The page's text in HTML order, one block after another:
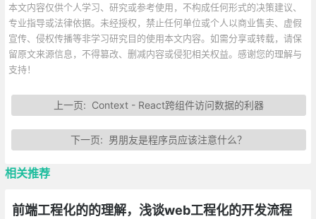
本文内容仅供个人学习、研究或参考使用，不构成任何形式的决策建议、
专业指导或法律依据。未经授权，禁止任何单位或个人以商业售卖、虚假
宣传、侵权传播等非学习研究目的使用本文内容。如需分享或转载，请保
留原文来源信息，不得篡改、删减内容或侵犯相关权益。感谢您的理解与
支持！
上一页: Context - React跨组件访问数据的利器
下一页: 男朋友是程序员应该注意什么？
相关推荐
前端工程化的的理解，浅谈web工程化的开发流程